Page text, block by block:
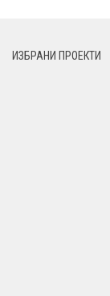
ИЗБРАНИ ПРОЕКТИ